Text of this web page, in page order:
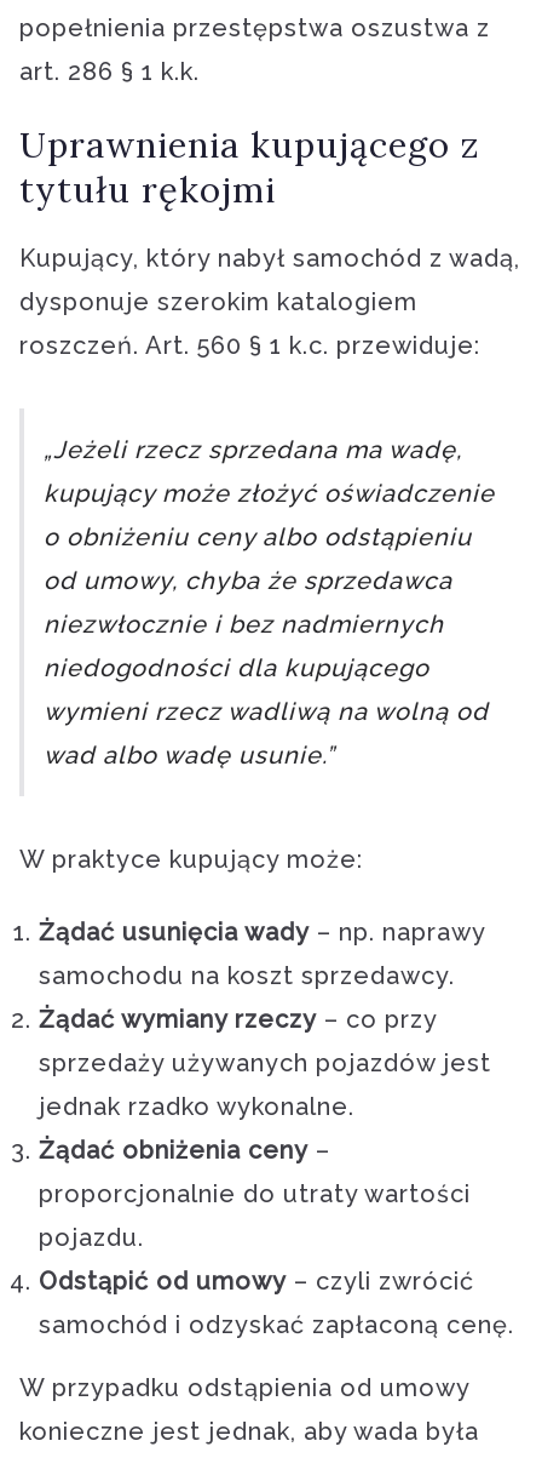
popełnienia przestępstwa oszustwa z
art. 286 § 1 k.k.
Uprawnienia kupującego z
tytułu rękojmi
Kupujący, który nabył samochód z wadą,
dysponuje szerokim katalogiem
roszczeń. Art. 560 § 1 k.c. przewiduje:
„Jeżeli rzecz sprzedana ma wadę,
kupujący może złożyć oświadczenie
o obniżeniu ceny albo odstąpieniu
od umowy, chyba że sprzedawca
niezwłocznie i bez nadmiernych
niedogodności dla kupującego
wymieni rzecz wadliwą na wolną od
wad albo wadę usunie.”
W praktyce kupujący może:
Żądać usunięcia wady – np. naprawy
samochodu na koszt sprzedawcy.
Żądać wymiany rzeczy – co przy
sprzedaży używanych pojazdów jest
jednak rzadko wykonalne.
Żądać obniżenia ceny –
proporcjonalnie do utraty wartości
pojazdu.
Odstąpić od umowy – czyli zwrócić
samochód i odzyskać zapłaconą cenę.
W przypadku odstąpienia od umowy
konieczne jest jednak, aby wada była